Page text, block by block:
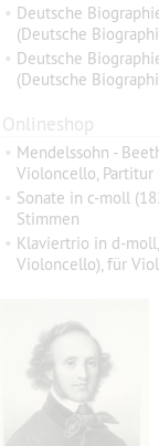
• Deutsche
(Deutsche
• Deutsche
(Deutsche
Onlineshop
• Mendelssohn -
Violoncello, Partitur
• Sonate in c-moll
Stimmen
• Klaviertrio in d-
Violoncello), für